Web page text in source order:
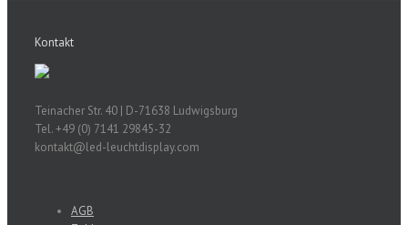
Kontakt
Teinacher Str. 40 | D-71638 Ludwigsburg
Tel. +49 (0) 7141 29845-32
kontakt@led-leuchtdisplay.com
AGB